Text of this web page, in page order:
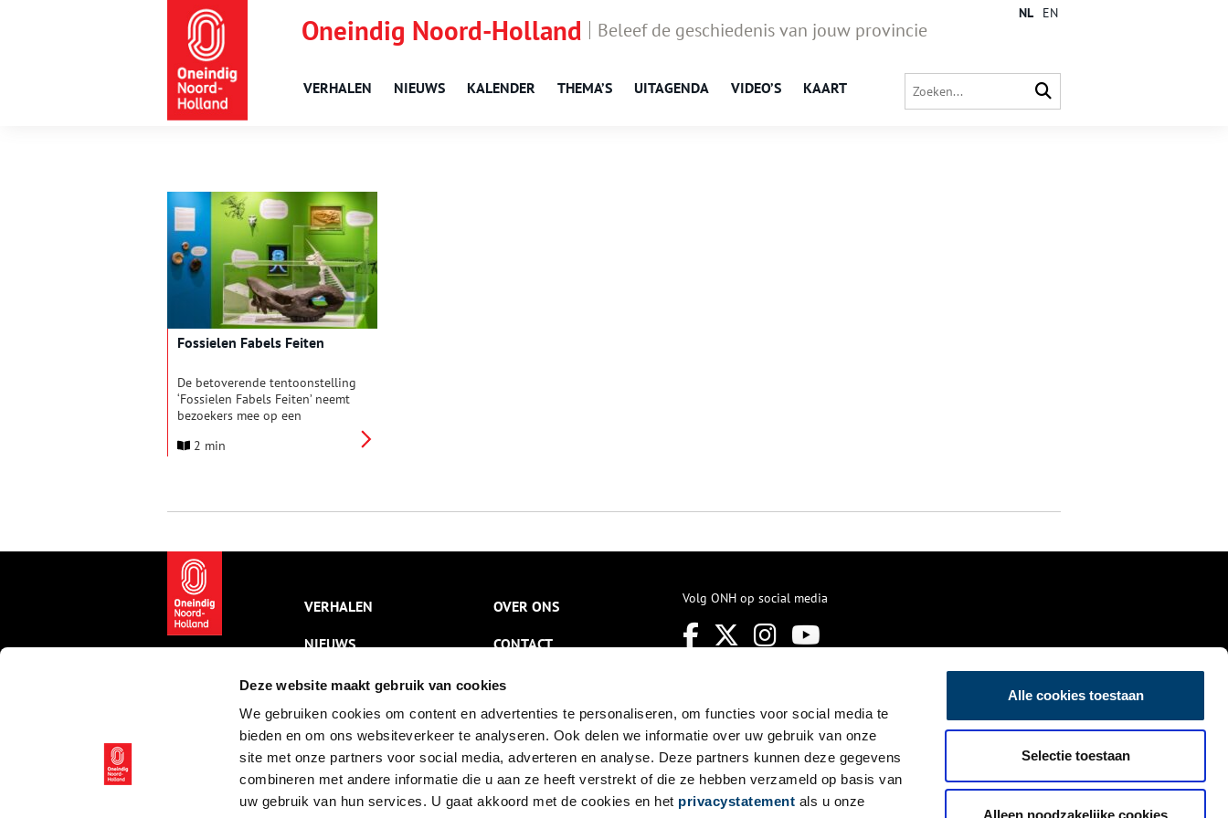
Deze website maakt gebruik van cookies
We gebruiken cookies om content en advertenties te personaliseren, om functies voor social media te
bieden en om ons websiteverkeer te analyseren. Ook delen we informatie over uw gebruik van onze
site met onze partners voor social media, adverteren en analyse. Deze partners kunnen deze gegevens
combineren met andere informatie die u aan ze heeft verstrekt of die ze hebben verzameld op basis van
uw gebruik van hun services. U gaat akkoord met de cookies en het privacystatement als u onze
Alle cookies toestaan
Selectie toestaan
Alleen noodzakelijke cookies
Oneindig Noord-Holland Beleef de geschiedenis van jouw provincie
VERHALEN NIEUWS KALENDER THEMA’S UITAGENDA VIDEO’S KAART
NL EN
Fossielen Fabels Feiten
De betoverende tentoonstelling
‘Fossielen Fabels Feiten’ neemt
bezoekers mee op een
folklore geschiedenis van
2 min
VERHALEN
NIEUWS
KALENDER
THEMA’S
ACTIVITEITEN
VIDEO’S
OVER ONS
CONTACT
NIEUWSBRIEF
DISCLAIMER
PRIVACY
TOEGANKELIJKHEID
Volg ONH op social media